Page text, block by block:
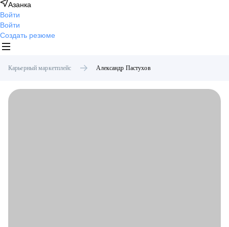
Азанка
Войти
Войти
Создать резюме
Карьерный маркетплейс Александр Пастухов